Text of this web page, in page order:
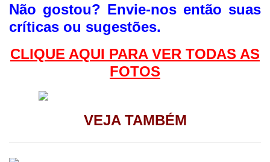
Não gostou? Envie-nos então suas
críticas ou sugestões.
CLIQUE AQUI PARA VER TODAS AS
FOTOS
VEJA TAMBÉM